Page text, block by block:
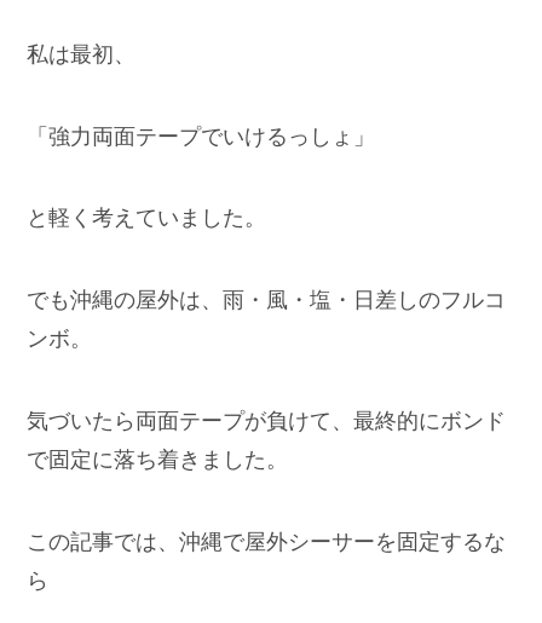
私は最初、
「強力両面テープでいけるっしょ」
と軽く考えていました。
でも沖縄の屋外は、雨・風・塩・日差しのフルコ
ンボ。
気づいたら両面テープが負けて、最終的にボンド
で固定に落ち着きました。
この記事では、沖縄で屋外シーサーを固定するな
ら